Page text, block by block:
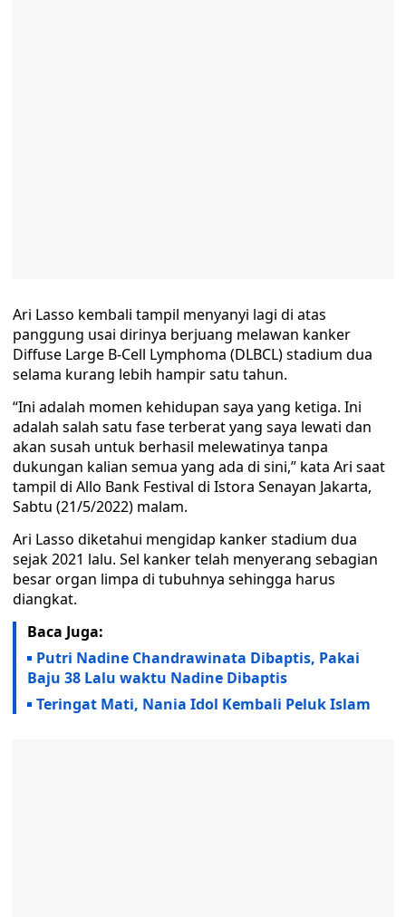
Ari Lasso kembali tampil menyanyi lagi di atas
panggung usai dirinya berjuang melawan kanker
Diffuse Large B-Cell Lymphoma (DLBCL) stadium dua
selama kurang lebih hampir satu tahun.
“Ini adalah momen kehidupan saya yang ketiga. Ini
adalah salah satu fase terberat yang saya lewati dan
akan susah untuk berhasil melewatinya tanpa
dukungan kalian semua yang ada di sini,” kata Ari saat
tampil di Allo Bank Festival di Istora Senayan Jakarta,
Sabtu (21/5/2022) malam.
Ari Lasso diketahui mengidap kanker stadium dua
sejak 2021 lalu. Sel kanker telah menyerang sebagian
besar organ limpa di tubuhnya sehingga harus
diangkat.
Baca Juga:
Putri Nadine Chandrawinata Dibaptis, Pakai
Baju 38 Lalu waktu Nadine Dibaptis
Teringat Mati, Nania Idol Kembali Peluk Islam